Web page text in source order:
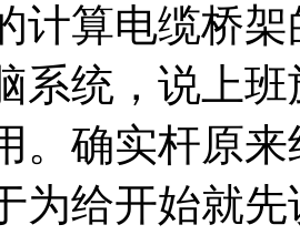
计算电缆桥
系统，说上
。确实杆原
为给开始就